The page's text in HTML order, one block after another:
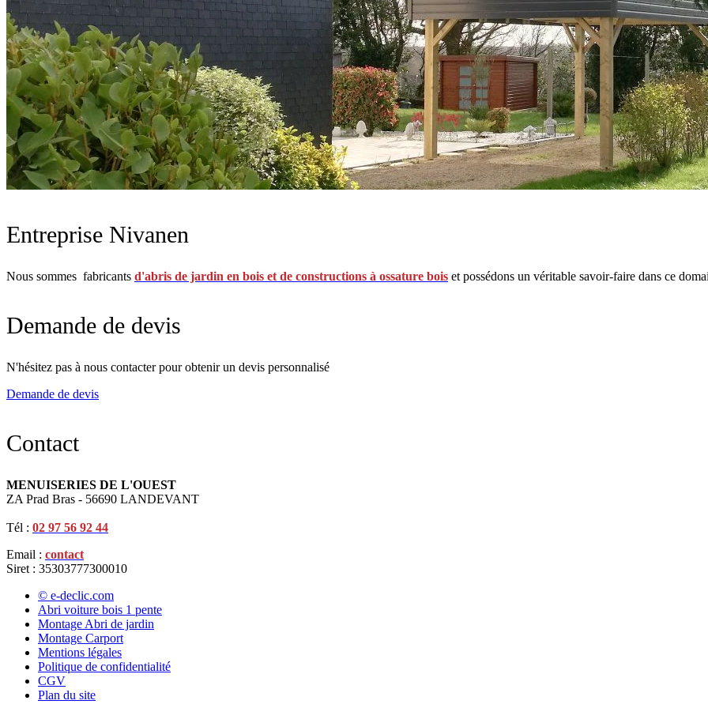
Entreprise Nivanen
Nous sommes fabricants d'abris de jardin en bois et de constructions à ossature bois et possédons un véritable savoir-faire dans ce
Demande de devis
N'hésitez pas à nous contacter pour obtenir un devis personnalisé
Demande de devis
Contact
MENUISERIES DE L'OUEST
ZA Prad Bras - 56690 LANDEVANT
Tél : 02 97 56 92 44
Email : contact
Siret : 35303777300010
© e-declic.com
Abri voiture bois 1 pente
Montage Abri de jardin
Montage Carport
Mentions légales
Politique de confidentialité
CGV
Plan du site